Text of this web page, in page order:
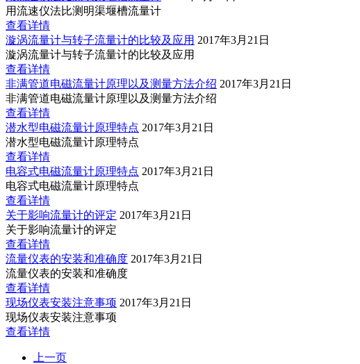
用流速仪法比测明渠堰槽流量计
查看详情
漩涡流量计与转子流量计的比较及应用 2017年3月21日
漩涡流量计与转子流量计的比较及应用
查看详情
非满管道电磁流量计原理以及测量方法介绍 2017年3月21日
非满管道电磁流量计原理以及测量方法介绍
查看详情
潜水型电磁流量计原理特点 2017年3月21日
潜水型电磁流量计原理特点
查看详情
电容式电磁流量计原理特点 2017年3月21日
电容式电磁流量计原理特点
查看详情
关于影响流量计的评定 2017年3月21日
关于影响流量计的评定
查看详情
流量仪表的安装和准确度 2017年3月21日
流量仪表的安装和准确度
查看详情
现场仪表安装注意事项 2017年3月21日
现场仪表安装注意事项
查看详情
上一页